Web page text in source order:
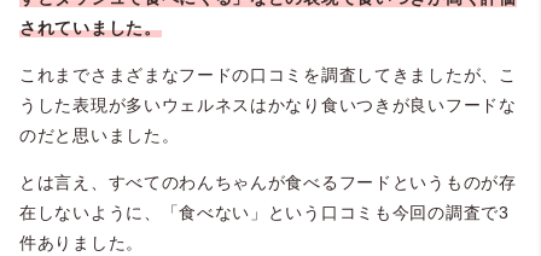
されていました。
これまでさまざまなフードの口コミを調査してきましたが、こ
うした表現が多いウェルネスはかなり食いつきが良いフードな
のだと思いました。
とは言え、すべてのわんちゃんが食べるフードというものが存
在しないように、「食べない」という口コミも今回の調査で3
件ありました。